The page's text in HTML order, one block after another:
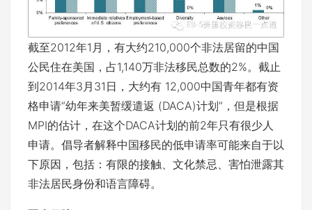
截至2012年1月，有大约210,000个非法居留的中国
公民住在美国，占1,140万非法移民总数的2%。截止
到2014年3月31日，大约有 12,000中国青年都有资
格申请“幼年来美暂缓遣返 (DACA)计划”，但是根据
MPI的估计，在这个DACA计划的前2年只有很少人
申请。倡导者解释中国移民的低申请率可能来自于以
下原因，包括：有限的接触、文化禁忌、害怕泄露其
非法居民身份和语言障碍。